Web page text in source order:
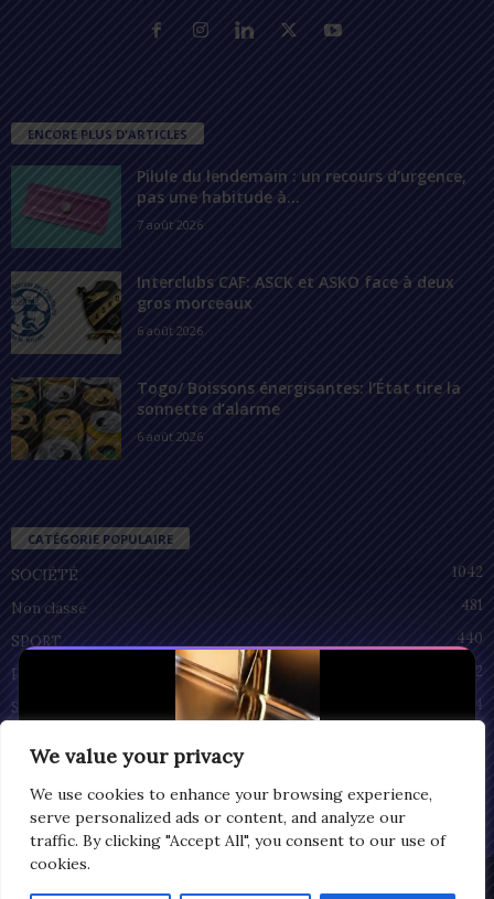
We value your privacy
We use cookies to enhance your browsing experience,
serve personalized ads or content, and analyze our
traffic. By clicking "Accept All", you consent to our use of
cookies.
ENCORE PLUS D'ARTICLES
Pilule du lendemain : un recours d’urgence,
pas une habitude à...
7 août 2026
Interclubs CAF: ASCK et ASKO face à deux
gros morceaux
6 août 2026
Togo/ Boissons énergisantes: l’État tire la
sonnette d’alarme
6 août 2026
CATÉGORIE POPULAIRE
SOCIÉTÉ
1042
Non classé
481
SPORT
440
POLITIQUE
212
SANTÉ
94